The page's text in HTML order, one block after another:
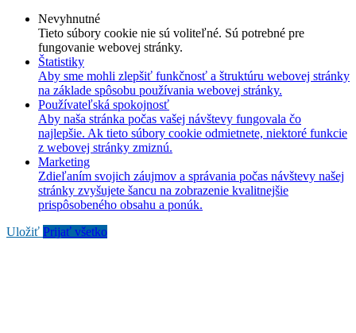
Nevyhnutné
Tieto súbory cookie nie sú voliteľné. Sú potrebné pre
fungovanie webovej stránky.
Štatistiky
Aby sme mohli zlepšiť funkčnosť a štruktúru webovej stránky
na základe spôsobu používania webovej stránky.
Používateľská spokojnosť
Aby naša stránka počas vašej návštevy fungovala čo
najlepšie. Ak tieto súbory cookie odmietnete, niektoré funkcie
z webovej stránky zmiznú.
Marketing
Zdieľaním svojich záujmov a správania počas návštevy našej
stránky zvyšujete šancu na zobrazenie kvalitnejšie
prispôsobeného obsahu a ponúk.
Uložiť Prijať všetko